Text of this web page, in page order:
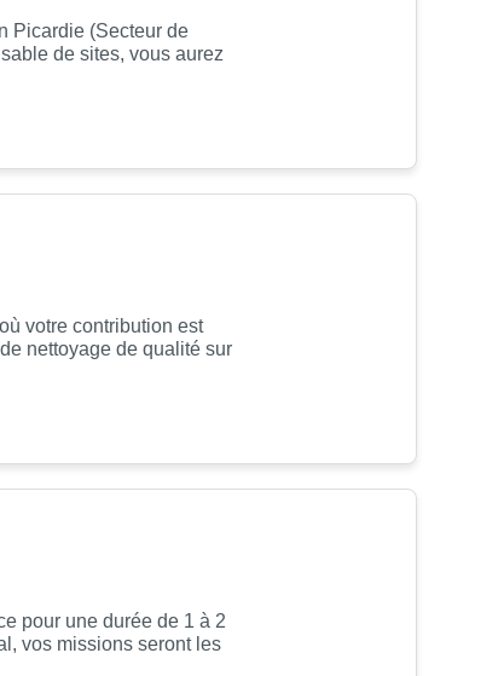
Picardie (Secteur de
de sites, vous aurez
votre contribution est
nettoyage de qualité sur
pour une durée de 1 à 2
vos missions seront les